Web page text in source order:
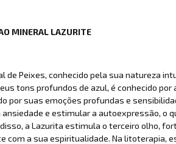
MINERAL LAZURITE
de Peixes, conhecido pela sua natureza
tons profundos de azul, é conhecido
por suas emoções profundas e
e estimular a autoexpressão, o
a Lazurita estimula o terceiro olho,
com a sua espiritualidade. Na litoterapia,